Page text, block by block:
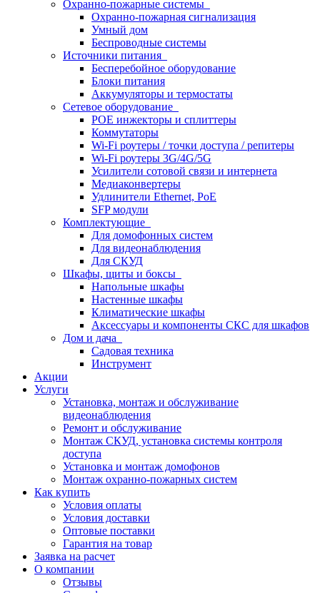
Охранно-пожарные системы
Охранно-пожарная сигнализация
Умный дом
Беспроводные системы
Источники питания
Бесперебойное оборудование
Блоки питания
Аккумуляторы и термостаты
Сетевое оборудование
POE инжекторы и сплиттеры
Коммутаторы
Wi-Fi роутеры / точки доступа / репитеры
Wi-Fi роутеры 3G/4G/5G
Усилители сотовой связи и интернета
Медиаконвертеры
Удлинители Ethernet, PoE
SFP модули
Комплектующие
Для домофонных систем
Для видеонаблюдения
Для СКУД
Шкафы, щиты и боксы
Напольные шкафы
Настенные шкафы
Климатические шкафы
Аксессуары и компоненты СКС для шкафов
Дом и дача
Садовая техника
Инструмент
Акции
Услуги
Установка, монтаж и обслуживание
видеонаблюдения
Ремонт и обслуживание
Монтаж СКУД, установка системы контроля
доступа
Установка и монтаж домофонов
Монтаж охранно-пожарных систем
Как купить
Условия оплаты
Условия доставки
Оптовые поставки
Гарантия на товар
Заявка на расчет
О компании
Отзывы